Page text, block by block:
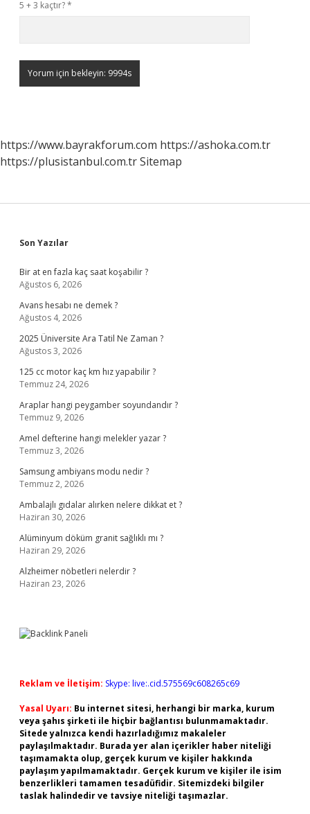
5 + 3 kaçtır?*
https://www.bayrakforum.com https://ashoka.com.tr
https://plusistanbul.com.trSitemap
Sidebar
Son Yazılar
Bir at en fazla kaç saat koşabilir ?
Ağustos 6, 2026
Avans hesabı ne demek ?
Ağustos 4, 2026
2025 Üniversite Ara Tatil Ne Zaman ?
Ağustos 3, 2026
125 cc motor kaç km hız yapabilir ?
Temmuz 24, 2026
Araplar hangi peygamber soyundandır ?
Temmuz 9, 2026
Amel defterine hangi melekler yazar ?
Temmuz 3, 2026
Samsung ambiyans modu nedir ?
Temmuz 2, 2026
Ambalajlı gıdalar alırken nelere dikkat et ?
Haziran 30, 2026
Alüminyum döküm granit sağlıklı mı ?
Haziran 29, 2026
Alzheimer nöbetleri nelerdir ?
Haziran 23, 2026
Reklam ve İletişim: Skype: live:.cid.575569c608265c69
Yasal Uyarı: Bu internet sitesi, herhangi bir marka, kurum
veya şahıs şirketi ile hiçbir bağlantısı bulunmamaktadır.
Sitede yalnızca kendi hazırladığımız makaleler
paylaşılmaktadır. Burada yer alan içerikler haber niteliği
taşımamakta olup, gerçek kurum ve kişiler hakkında
paylaşım yapılmamaktadır. Gerçek kurum ve kişiler ile isim
benzerlikleri tamamen tesadüfidir. Sitemizdeki bilgiler
taslak halindedir ve tavsiye niteliği taşımazlar.